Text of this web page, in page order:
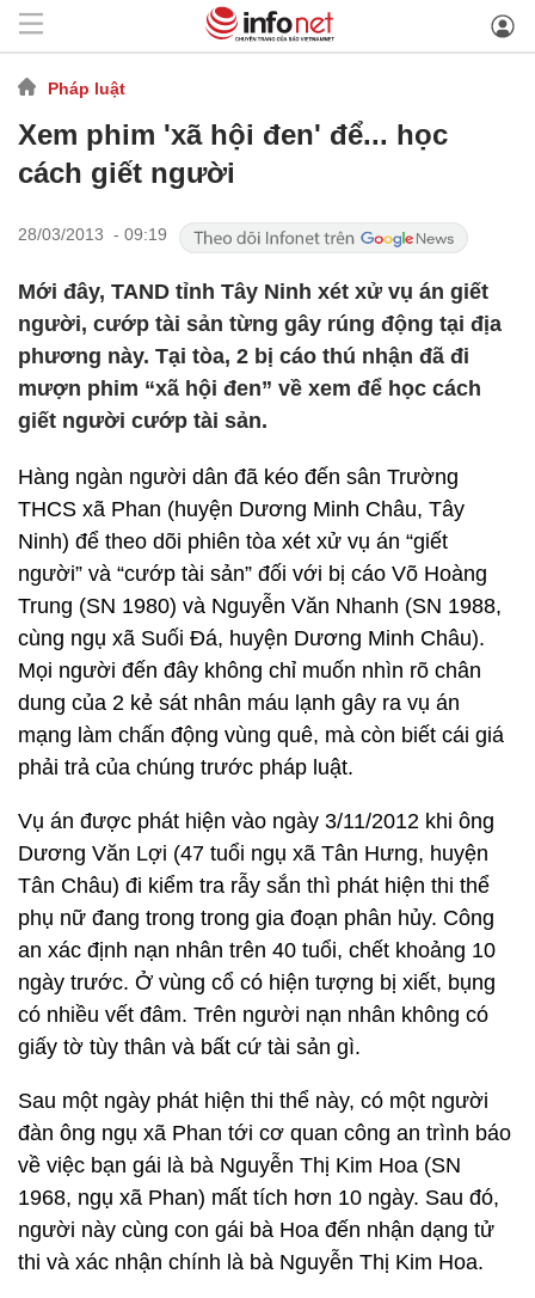
Pháp luật
Xem phim 'xã hội đen' để... học
cách giết người
28/03/2013 - 09:19
Mới đây, TAND tỉnh Tây Ninh xét xử vụ án giết
người, cướp tài sản từng gây rúng động tại địa
phương này. Tại tòa, 2 bị cáo thú nhận đã đi
mượn phim “xã hội đen” về xem để học cách
giết người cướp tài sản.
Hàng ngàn người dân đã kéo đến sân Trường
THCS xã Phan (huyện Dương Minh Châu, Tây
Ninh) để theo dõi phiên tòa xét xử vụ án “giết
người” và “cướp tài sản” đối với bị cáo Võ Hoàng
Trung (SN 1980) và Nguyễn Văn Nhanh (SN 1988,
cùng ngụ xã Suối Đá, huyện Dương Minh Châu).
Mọi người đến đây không chỉ muốn nhìn rõ chân
dung của 2 kẻ sát nhân máu lạnh gây ra vụ án
mạng làm chấn động vùng quê, mà còn biết cái giá
phải trả của chúng trước pháp luật.
Vụ án được phát hiện vào ngày 3/11/2012 khi ông
Dương Văn Lợi (47 tuổi ngụ xã Tân Hưng, huyện
Tân Châu) đi kiểm tra rẫy sắn thì phát hiện thi thể
phụ nữ đang trong trong gia đoạn phân hủy. Công
an xác định nạn nhân trên 40 tuổi, chết khoảng 10
ngày trước. Ở vùng cổ có hiện tượng bị xiết, bụng
có nhiều vết đâm. Trên người nạn nhân không có
giấy tờ tùy thân và bất cứ tài sản gì.
Sau một ngày phát hiện thi thể này, có một người
đàn ông ngụ xã Phan tới cơ quan công an trình báo
về việc bạn gái là bà Nguyễn Thị Kim Hoa (SN
1968, ngụ xã Phan) mất tích hơn 10 ngày. Sau đó,
người này cùng con gái bà Hoa đến nhận dạng tử
thi và xác nhận chính là bà Nguyễn Thị Kim Hoa.